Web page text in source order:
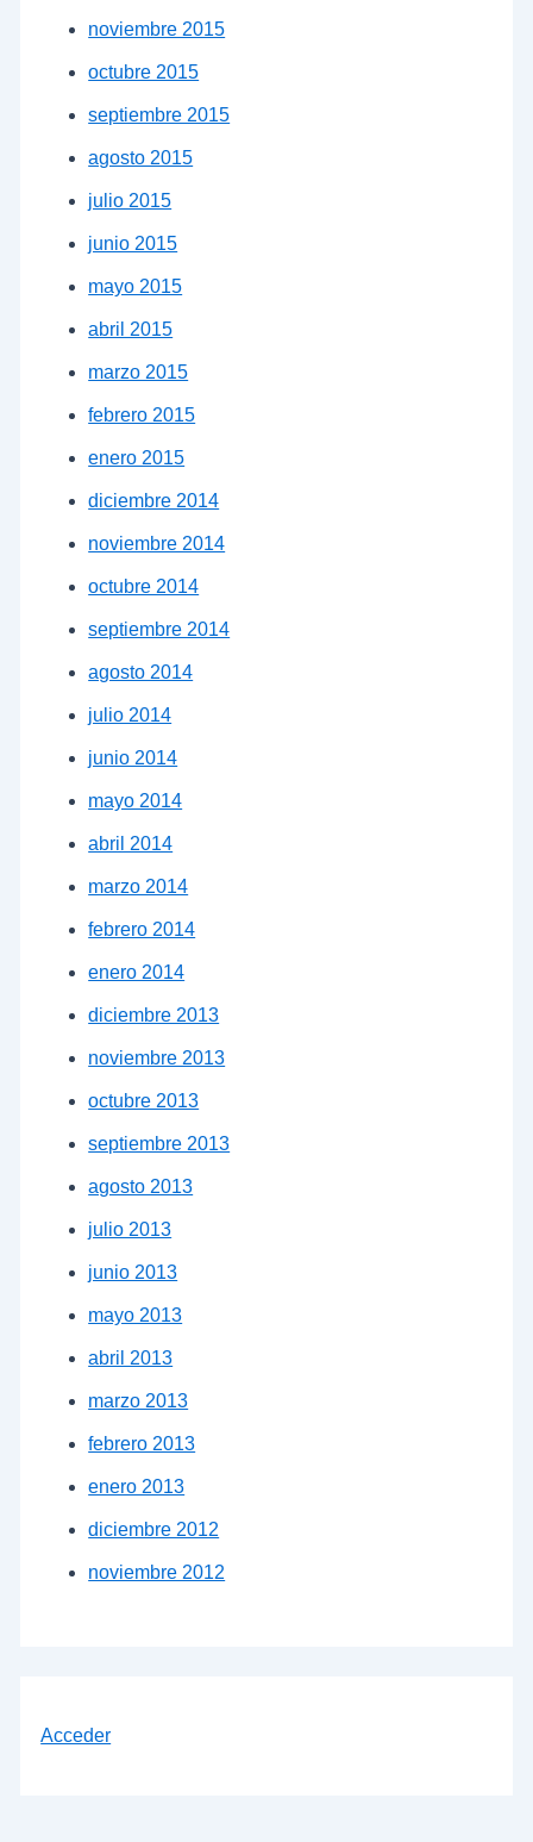
noviembre 2015
octubre 2015
septiembre 2015
agosto 2015
julio 2015
junio 2015
mayo 2015
abril 2015
marzo 2015
febrero 2015
enero 2015
diciembre 2014
noviembre 2014
octubre 2014
septiembre 2014
agosto 2014
julio 2014
junio 2014
mayo 2014
abril 2014
marzo 2014
febrero 2014
enero 2014
diciembre 2013
noviembre 2013
octubre 2013
septiembre 2013
agosto 2013
julio 2013
junio 2013
mayo 2013
abril 2013
marzo 2013
febrero 2013
enero 2013
diciembre 2012
noviembre 2012
Acceder